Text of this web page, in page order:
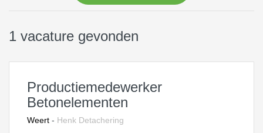
1 vacature gevonden
Productiemedewerker
Betonelementen
Weert - Henk Detachering